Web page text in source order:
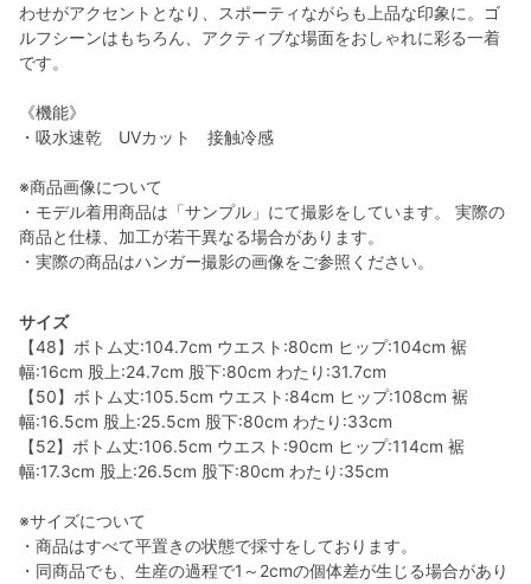
わせがアクセントとなり、スポーティながらも上品な印象に。ゴ
ルフシーンはもちろん、アクティブな場面をおしゃれに彩る一着
です。
《機能》
・吸水速乾 UVカット 接触冷感
※商品画像について
・モデル着用商品は「サンプル」にて撮影をしています。 実際の
商品と仕様、加工が若干異なる場合があります。
・実際の商品はハンガー撮影の画像をご参照ください。
サイズ
【48】ボトム丈:104.7cm ウエスト:80cm ヒップ:104cm 裾
幅:16cm 股上:24.7cm 股下:80cm わたり:31.7cm
【50】ボトム丈:105.5cm ウエスト:84cm ヒップ:108cm 裾
幅:16.5cm 股上:25.5cm 股下:80cm わたり:33cm
【52】ボトム丈:106.5cm ウエスト:90cm ヒップ:114cm 裾
幅:17.3cm 股上:26.5cm 股下:80cm わたり:35cm
※サイズについて
・商品はすべて平置きの状態で採寸をしております。
・同商品でも、生産の過程で1～2cmの個体差が生じる場合があり